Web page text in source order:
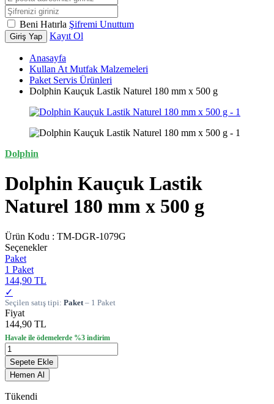
Beni Hatırla Şifremi Unuttum
Giriş Yap Kayıt Ol
Anasayfa
Kullan At Mutfak Malzemeleri
Paket Servis Ürünleri
Dolphin Kauçuk Lastik Naturel 180 mm x 500 g
Dolphin
Dolphin Kauçuk Lastik
Naturel 180 mm x 500 g
Ürün Kodu : TM-DGR-1079G
Seçenekler
Paket
1 Paket
144,90 TL
✓
Seçilen satış tipi: Paket – 1 Paket
Fiyat
144,90 TL
Havale ile ödemelerde %3 indirim
Sepete Ekle
Hemen Al
Tükendi